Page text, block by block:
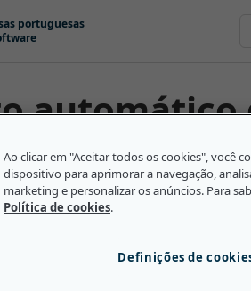
portuguesas
sigla em
(ACR na sigla em inglês) é uma
vídeo e imagem) presente em
de uma parte do conteúdo e
correspondências por
Ao clicar em "Aceitar todos os cookies", você
dispositivo para aprimorar a navegação,
marketing e personalizar os anúncios. Para
Política de cookies.
Definições de